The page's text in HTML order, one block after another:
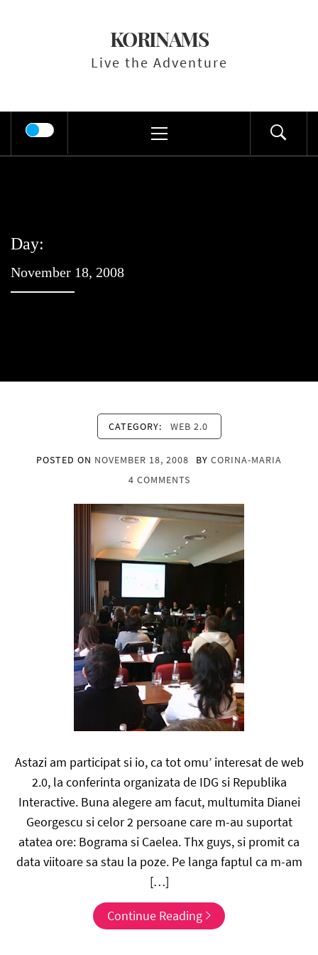
KORINAMS
Live the Adventure
Menu
Day:
November 18, 2008
CATEGORY: WEB 2.0
POSTED ON NOVEMBER 18, 2008 BY CORINA-MARIA
4 COMMENTS
Astazi am participat si io, ca tot omu’ interesat de web
2.0, la conferinta organizata de IDG si Republika
Interactive. Buna alegere am facut, multumita Dianei
Georgescu si celor 2 persoane care m-au suportat
atatea ore: Bograma si Caelea. Thx guys, si promit ca
data viitoare sa stau la poze. Pe langa faptul ca m-am
[…]
Continue Reading